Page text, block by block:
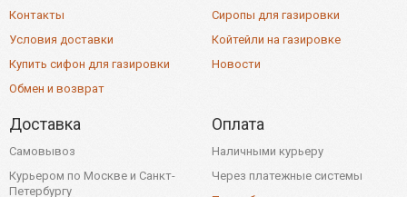
Контакты
Условия доставки
Купить сифон для газировки
Обмен и возврат
Сиропы для газировки
Койтейли на газировке
Новости
Доставка
Самовывоз
Курьером по Москве и Санкт-
Петербургу
Оплата
Наличными курьеру
Через платежные системы